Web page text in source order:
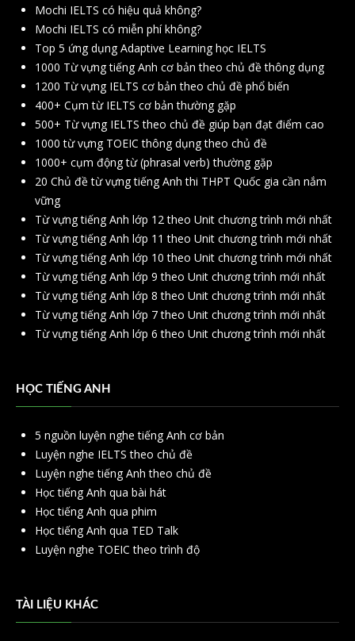
Mochi IELTS có hiệu quả không?
Mochi IELTS có miễn phí không?
Top 5 ứng dụng Adaptive Learning học IELTS
1000 Từ vựng tiếng Anh cơ bản theo chủ đề thông dụng
1200 Từ vựng IELTS cơ bản theo chủ đề phổ biến
400+ Cụm từ IELTS cơ bản thường gặp
500+ Từ vựng IELTS theo chủ đề giúp bạn đạt điểm cao
1000 từ vựng TOEIC thông dụng theo chủ đề
1000+ cụm động từ (phrasal verb) thường gặp
20 Chủ đề từ vựng tiếng Anh thi THPT Quốc gia cần nắm
vững
Từ vựng tiếng Anh lớp 12 theo Unit chương trình mới nhất
Từ vựng tiếng Anh lớp 11 theo Unit chương trình mới nhất
Từ vựng tiếng Anh lớp 10 theo Unit chương trình mới nhất
Từ vựng tiếng Anh lớp 9 theo Unit chương trình mới nhất
Từ vựng tiếng Anh lớp 8 theo Unit chương trình mới nhất
Từ vựng tiếng Anh lớp 7 theo Unit chương trình mới nhất
Từ vựng tiếng Anh lớp 6 theo Unit chương trình mới nhất
HỌC TIẾNG ANH
5 nguồn luyện nghe tiếng Anh cơ bản
Luyện nghe IELTS theo chủ đề
Luyện nghe tiếng Anh theo chủ đề
Học tiếng Anh qua bài hát
Học tiếng Anh qua phim
Học tiếng Anh qua TED Talk
Luyện nghe TOEIC theo trình độ
TÀI LIỆU KHÁC